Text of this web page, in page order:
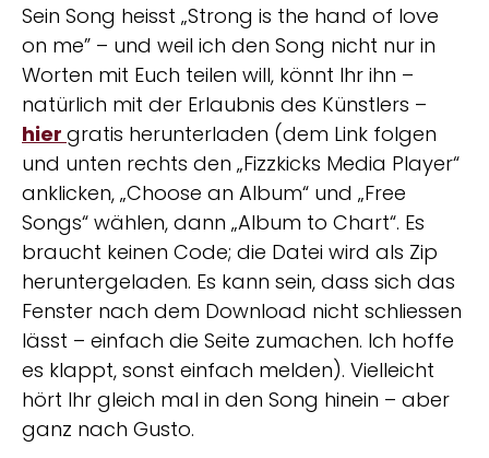
Sein Song heisst „Strong is the hand of love
on me” – und weil ich den Song nicht nur in
Worten mit Euch teilen will, könnt Ihr ihn –
natürlich mit der Erlaubnis des Künstlers –
hier gratis herunterladen (dem Link folgen
und unten rechts den „Fizzkicks Media Player“
anklicken, „Choose an Album“ und „Free
Songs“ wählen, dann „Album to Chart“. Es
braucht keinen Code; die Datei wird als Zip
heruntergeladen. Es kann sein, dass sich das
Fenster nach dem Download nicht schliessen
lässt – einfach die Seite zumachen. Ich hoffe
es klappt, sonst einfach melden). Vielleicht
hört Ihr gleich mal in den Song hinein – aber
ganz nach Gusto.